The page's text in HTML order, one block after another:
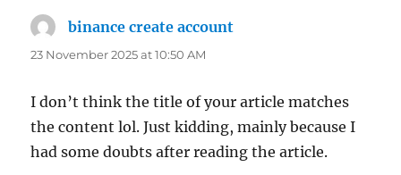
binance create account
23 November 2025 at 10:50 AM
I don’t think the title of your article matches
the content lol. Just kidding, mainly because I
had some doubts after reading the article.